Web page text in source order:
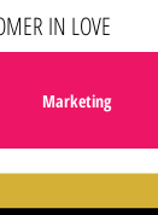
IN LOVE
Marketing